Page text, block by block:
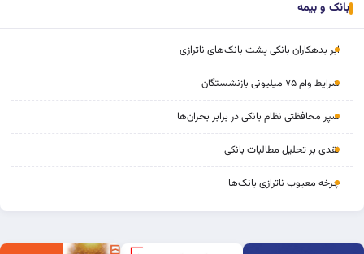
بانک و بیمه
ابر بدهکاران بانکی پشت بانک‌های ناترازی
شرایط وام ۷۵ میلیونی بازنشستگان
سپر محافظتی نظام بانکی در برابر بحران‌ها
نقدی بر تحلیل مطالبات بانکی
چرخه‌ معیوب ناترازی بانک‌ها